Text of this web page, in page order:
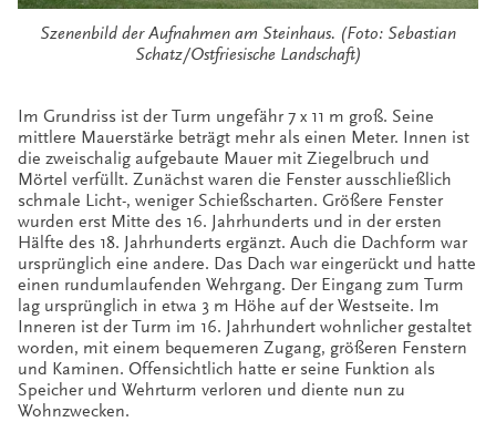
Szenenbild der Aufnahmen am Steinhaus. (Foto: Sebastian
Schatz/Ostfriesische Landschaft)
Im Grundriss ist der Turm ungefähr 7 x 11 m groß. Seine
mittlere Mauerstärke beträgt mehr als einen Meter. Innen ist
die zweischalig aufgebaute Mauer mit Ziegelbruch und
Mörtel verfüllt. Zunächst waren die Fenster ausschließlich
schmale Licht-, weniger Schießscharten. Größere Fenster
wurden erst Mitte des 16. Jahrhunderts und in der ersten
Hälfte des 18. Jahrhunderts ergänzt. Auch die Dachform war
ursprünglich eine andere. Das Dach war eingerückt und hatte
einen rundumlaufenden Wehrgang. Der Eingang zum Turm
lag ursprünglich in etwa 3 m Höhe auf der Westseite. Im
Inneren ist der Turm im 16. Jahrhundert wohnlicher gestaltet
worden, mit einem bequemeren Zugang, größeren Fenstern
und Kaminen. Offensichtlich hatte er seine Funktion als
Speicher und Wehrturm verloren und diente nun zu
Wohnzwecken.